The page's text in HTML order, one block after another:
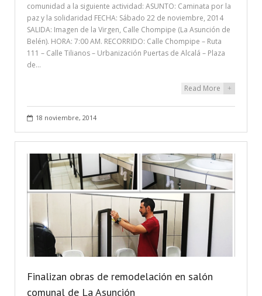
comunidad a la siguiente actividad: ASUNTO: Caminata por la
paz y la solidaridad FECHA: Sábado 22 de noviembre, 2014
SALIDA: Imagen de la Virgen, Calle Chompipe (La Asunción de
Belén). HORA: 7:00 AM. RECORRIDO: Calle Chompipe – Ruta
111 – Calle Tilianos – Urbanización Puertas de Alcalá – Plaza
de…
Read More +
18 noviembre, 2014
Finalizan obras de remodelación en salón
comunal de La Asunción